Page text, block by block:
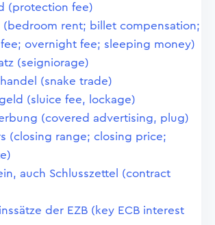
(protection fee)
(bedroom rent; billet compensation;
overnight fee; sleeping money)
(seigniorage)
(snake trade)
(sluice fee, lockage)
(covered advertising, plug)
(closing range; closing price;
auch Schlusszettel (contract
der EZB (key ECB interest